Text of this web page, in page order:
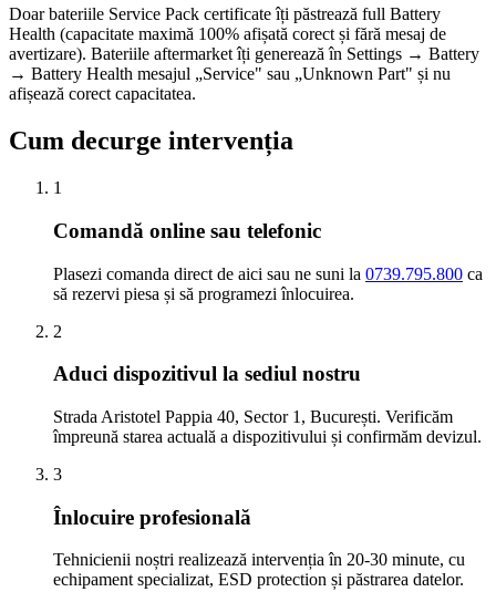
Doar bateriile Service Pack certificate îți păstrează full Battery
Health (capacitate maximă 100% afișată corect și fără mesaj de
avertizare). Bateriile aftermarket îți generează în Settings → Battery
→ Battery Health mesajul „Service" sau „Unknown Part" și nu
afișează corect capacitatea.
Cum decurge intervenția
1
Comandă online sau telefonic
Plasezi comanda direct de aici sau ne suni la 0739.795.800 ca
să rezervi piesa și să programezi înlocuirea.
2
Aduci dispozitivul la sediul nostru
Strada Aristotel Pappia 40, Sector 1, București. Verificăm
împreună starea actuală a dispozitivului și confirmăm devizul.
3
Înlocuire profesională
Tehnicienii noștri realizează intervenția în 20-30 minute, cu
echipament specializat, ESD protection și păstrarea datelor.